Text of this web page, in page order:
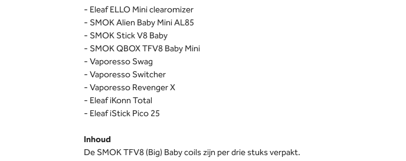
- Eleaf ELLO Mini clearomizer
- SMOK Alien Baby Mini AL85
- SMOK Stick V8 Baby
- SMOK QBOX TFV8 Baby Mini
- Vaporesso Swag
- Vaporesso Switcher
- Vaporesso Revenger X
- Eleaf iKonn Total
- Eleaf iStick Pico 25
Inhoud
De SMOK TFV8 (Big) Baby coils zijn per drie stuks verpakt.